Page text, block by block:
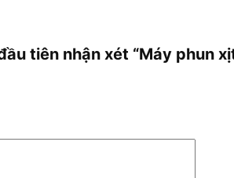
tiên nhận xét “Máy phun